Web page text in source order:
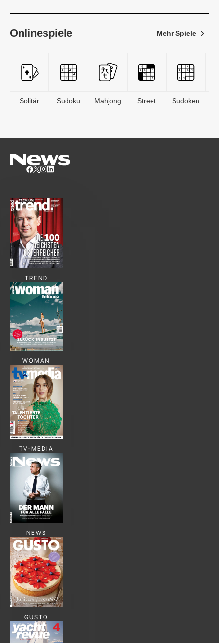
Onlinespiele Mehr Spiele
Solitär Sudoku Mahjong Street Sudoken
TREND
WOMAN
TV-MEDIA
NEWS
GUSTO